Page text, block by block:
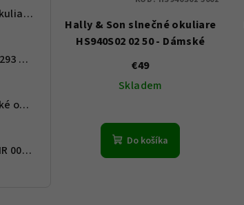
Guess obrúčky na dioptrické okuliare GU2847 083 56 - Dámské
Skechers slnečné okuliare SE6293 90D 59 - Dámské
Ted Baker obrúčky na dioptrické okuliare TBB965 351 48 - Dětské
Hodinky MILLNER model MAYFAIR 0010103
Hally & Son slnečné okuliare
HS940S02 02 50 - Dámské
€49
Skladem
Do košíka